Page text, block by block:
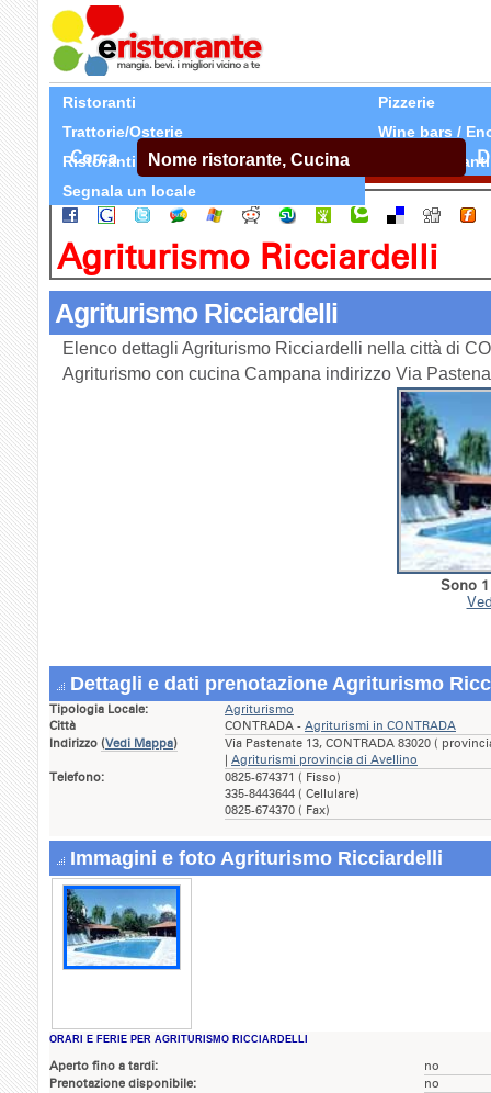
Ristoranti
Pizzerie
Trattorie/Osterie
Wine bars /
Ristoranti Etnici
Tutti Ristoranti
Segnala un locale
Cerca
Agriturismo Ricciardelli
Agriturismo Ricciardelli
Elenco dettagli Agriturismo Ricciardelli nella città di
Agriturismo con cucina Campana indirizzo Via
Sono
Dettagli e dati prenotazione Agriturismo
Tipologia Locale:
Agriturismo
Città
CONTRADA - Agriturismi in CONTRADA
Indirizzo (Vedi Mappa)
Via Pastenate 13, CONTRADA 83020 (
| Agriturismi provincia di Avellino
Telefono:
0825-674371 ( Fisso)
335-8443644 ( Cellulare)
0825-674370 ( Fax)
Immagini e foto Agriturismo Ricciardelli
ORARI E FERIE PER AGRITURISMO RICCIARDELLI
Aperto fino a tardi:
no
Prenotazione disponibile:
no